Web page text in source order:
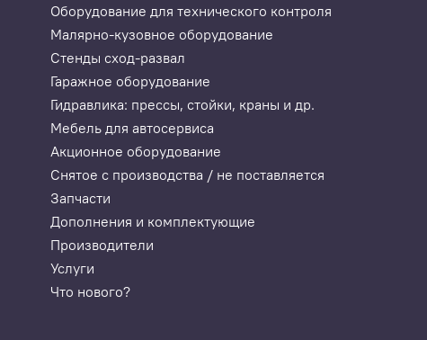
Оборудование для технического контроля
Малярно-кузовное оборудование
Стенды сход-развал
Гаражное оборудование
Гидравлика: прессы, стойки, краны и др.
Мебель для автосервиса
Акционное оборудование
Снятое с производства / не поставляется
Запчасти
Дополнения и комплектующие
Производители
Услуги
Что нового?